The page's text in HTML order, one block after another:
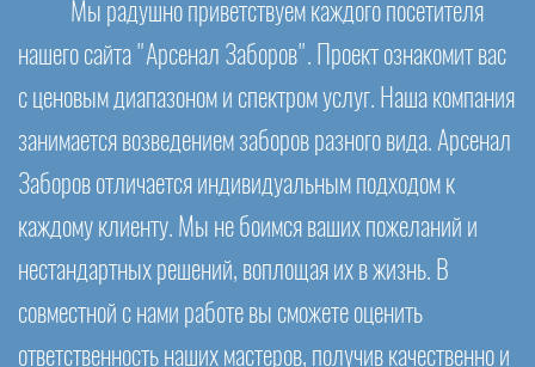
Мы радушно приветствуем каждого посетителя
нашего сайта "Арсенал Заборов". Проект ознакомит вас
с ценовым диапазоном и спектром услуг. Наша компания
занимается возведением заборов разного вида. Арсенал
Заборов отличается индивидуальным подходом к
каждому клиенту. Мы не боимся ваших пожеланий и
нестандартных решений, воплощая их в жизнь. В
совместной с нами работе вы сможете оценить
ответственность наших мастеров, получив качественно и